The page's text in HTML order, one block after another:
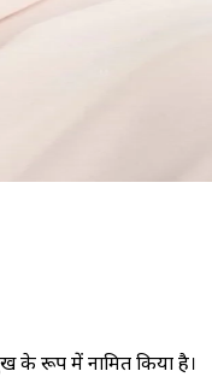
के रूप में नामित किया है।